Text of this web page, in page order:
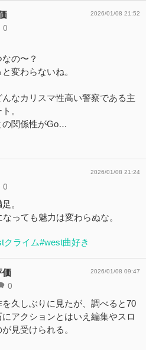
0
2026/01/08 21:52
の〜？
変わらないね。
なカリスマ性高い警察である主
。
の関係性がGo…
0
2026/01/08 21:24
。
っても魅力は変わらぬな。
クライム#west曲好き
価
0
2026/01/08 09:47
久しぶりに見たが、調べると70
アクションとはいえ編集やスロ
見受けられる。